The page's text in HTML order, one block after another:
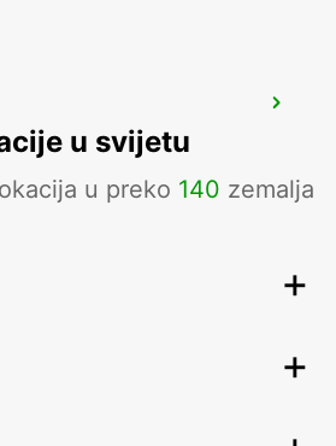
u svijetu
u preko 140 zemalja